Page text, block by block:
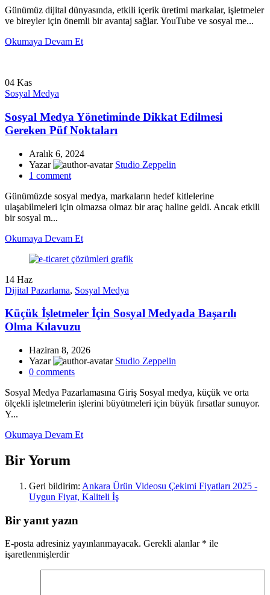
Günümüz dijital dünyasında, etkili içerik üretimi markalar, işletmeler
ve bireyler için önemli bir avantaj sağlar. YouTube ve sosyal me...
Okumaya Devam Et
04 Kas
Sosyal Medya
Sosyal Medya Yönetiminde Dikkat Edilmesi
Gereken Püf Noktaları
Aralık 6, 2024
Yazar
Studio Zeppelin
1 comment
Günümüzde sosyal medya, markaların hedef kitlelerine
ulaşabilmeleri için olmazsa olmaz bir araç haline geldi. Ancak etkili
bir sosyal m...
Okumaya Devam Et
14 Haz
Dijital Pazarlama, Sosyal Medya
Küçük İşletmeler İçin Sosyal Medyada Başarılı
Olma Kılavuzu
Haziran 8, 2026
Yazar
Studio Zeppelin
0 comments
Sosyal Medya Pazarlamasına Giriş Sosyal medya, küçük ve orta
ölçekli işletmelerin işlerini büyütmeleri için büyük fırsatlar sunuyor.
Y...
Okumaya Devam Et
Bir Yorum
Geri bildirim: Ankara Ürün Videosu Çekimi Fiyatları 2025 -
Uygun Fiyat, Kaliteli İş
Bir yanıt yazın
E-posta adresiniz yayınlanmayacak. Gerekli alanlar * ile
işaretlenmişlerdir